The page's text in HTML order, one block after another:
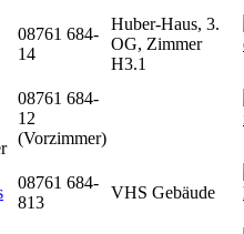
08761 684-
14
Huber-Haus, 3.
OG, Zimmer
H3.1
08761 684-
12
(Vorzimmer)
08761 684-
813
VHS Gebäude